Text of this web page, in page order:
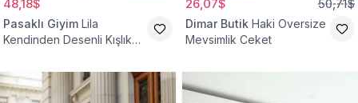
48,18$
Pasaklı Giyim Lila
Kendinden Desenli Kışlık
Tesettür Ceket
26,07$ 50,71$
Dimar Butik Haki Oversize
Mevsimlik Ceket